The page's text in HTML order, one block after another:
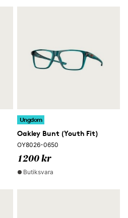
Ungdom
Oakley Bunt (Youth Fit)
OY8026-0650
1200 kr
Butiksvara